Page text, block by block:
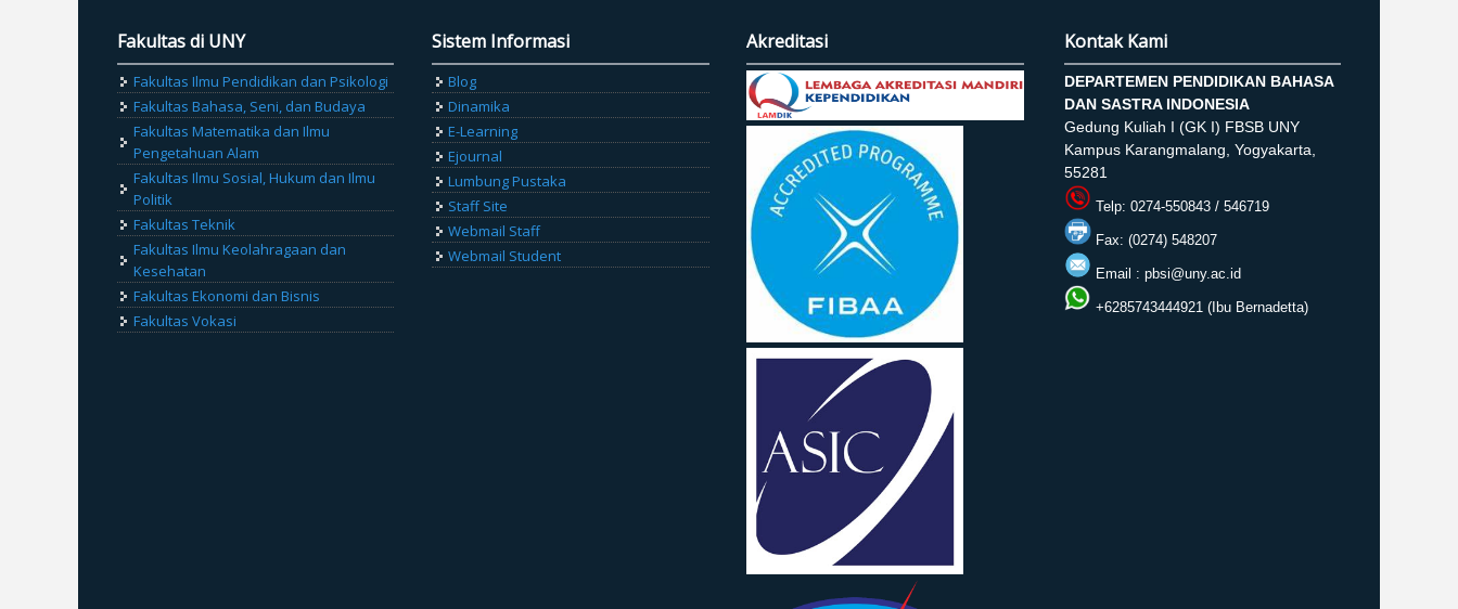
Fakultas di UNY
Fakultas Ilmu Pendidikan dan Psikologi
Fakultas Bahasa, Seni, dan Budaya
Fakultas Matematika dan Ilmu
Pengetahuan Alam
Fakultas Ilmu Sosial, Hukum dan Ilmu
Politik
Fakultas Teknik
Fakultas Ilmu Keolahragaan dan
Kesehatan
Fakultas Ekonomi dan Bisnis
Fakultas Vokasi
Sistem Informasi
Blog
Dinamika
E-Learning
Ejournal
Lumbung Pustaka
Staff Site
Webmail Staff
Webmail Student
Akreditasi Kontak Kami
DEPARTEMEN PENDIDIKAN BAHASA
DAN SASTRA INDONESIA
Gedung Kuliah I (GK I) FBSB UNY
Kampus Karangmalang, Yogyakarta,
55281
Telp: 0274-550843 / 546719
Fax: (0274) 548207
Email : pbsi@uny.ac.id
+6285743444921 (Ibu Bernadetta)